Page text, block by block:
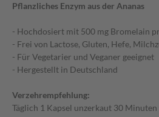
Pflanzliches Enzym aus der Ananas
- Hochdosiert mit 500 mg Bromelain
- Frei von Lactose, Gluten, Hefe,
- Für Vegetarier und Veganer geeignet
- Hergestellt in Deutschland
Verzehrempfehlung:
Täglich 1 Kapsel unzerkaut 30